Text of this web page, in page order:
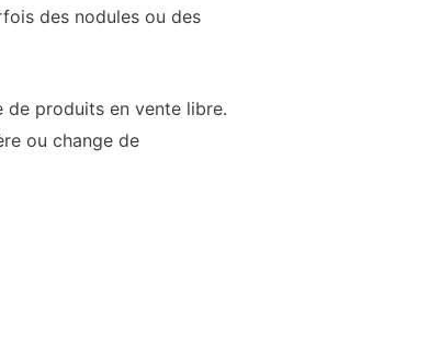
des nodules ou des
de produits en vente libre.
ou change de